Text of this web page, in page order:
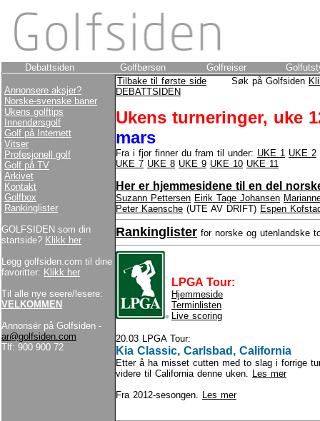
Debattsiden Golfbørsen Golfreiser
Annonsere aksjer?
Norske-svenske baner
Ukens golftips
Innendørsgolf
Golf på Internett
Vitser
Profesjonell golf
Golf på TV
Arkivet
Kontakt
Golfbox
Rankinglister
GOLFSIDEN som din
startside? Klikk her
Legg golfsiden.com til dine
favoritter: Klikk her
Til alle nye seere/lesere:
VELKOMMEN
Annonsér på Golfsiden -
ar@golfsiden.com
Tlf: 900 900 72
Tilbake til første side Søk på Golfsiden
DEBATTSIDEN
Ukens turneringer, uke
mars
Fra i fjor finner du fram til under: UKE 1 UKE 2
UKE 7 UKE 8 UKE 9 UKE 10 UKE 11
Her er hjemmesidene til en del
Suzann Pettersen Eirik Tage Johansen
Peter Kaensche (UTE AV DRIFT) Espen
Rankinglister for norske og utenlandske
LPGA Tour:
Hjemmeside
Terminlisten
Live scoring
20.03 LPGA Tour:
Kia Classic, Carlsbad, California
Etter å ha misset cutten med to slag i forrige
videre til California denne uken. Les mer
Fra 2012-sesongen. Les mer